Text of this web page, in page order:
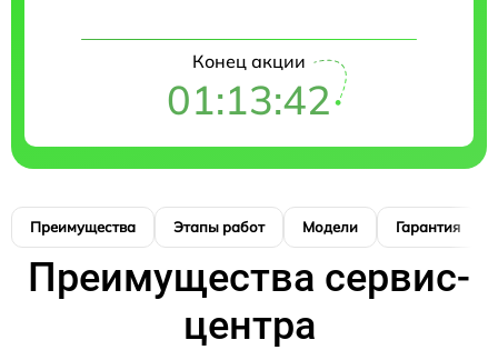
Конец акции
01:13:42
Преимущества Этапы работ Модели Гарантия
Преимущества сервис-
центра